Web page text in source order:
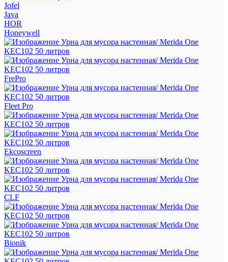
Jofel
Java
HOR
Honeywell
FrePro
Fleet Pro
Ekcoscreen
CLF
Bionik